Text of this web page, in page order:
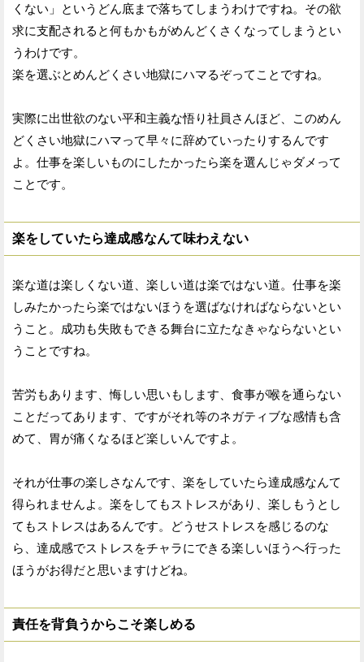
くない」というどん底まで落ちてしまうわけですね。その欲
求に支配されると何もかもがめんどくさくなってしまうとい
うわけです。
楽を選ぶとめんどくさい地獄にハマるぞってことですね。
実際に出世欲のない平和主義な悟り社員さんほど、このめん
どくさい地獄にハマって早々に辞めていったりするんです
よ。仕事を楽しいものにしたかったら楽を選んじゃダメって
ことです。
楽をしていたら達成感なんて味わえない
楽な道は楽しくない道、楽しい道は楽ではない道。仕事を楽
しみたかったら楽ではないほうを選ばなければならないとい
うこと。成功も失敗もできる舞台に立たなきゃならないとい
うことですね。
苦労もあります、悔しい思いもします、食事が喉を通らない
ことだってあります、ですがそれ等のネガティブな感情も含
めて、胃が痛くなるほど楽しいんですよ。
それが仕事の楽しさなんです、楽をしていたら達成感なんて
得られませんよ。楽をしてもストレスがあり、楽しもうとし
てもストレスはあるんです。どうせストレスを感じるのな
ら、達成感でストレスをチャラにできる楽しいほうへ行った
ほうがお得だと思いますけどね。
責任を背負うからこそ楽しめる